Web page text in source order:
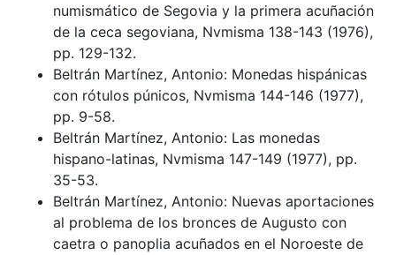
numismático de Segovia y la primera acuñación
de la ceca segoviana, Nvmisma 138-143 (1976),
pp. 129-132.
Beltrán Martínez, Antonio: Monedas hispánicas
con rótulos púnicos, Nvmisma 144-146 (1977),
pp. 9-58.
Beltrán Martínez, Antonio: Las monedas
hispano-latinas, Nvmisma 147-149 (1977), pp.
35-53.
Beltrán Martínez, Antonio: Nuevas aportaciones
al problema de los bronces de Augusto con
caetra o panoplia acuñados en el Noroeste de